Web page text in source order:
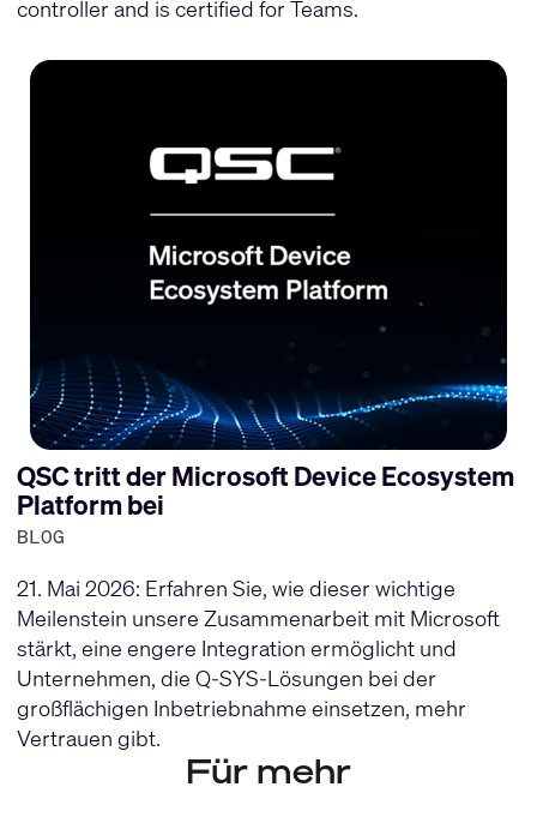
controller and is certified for Teams.
QSC tritt der Microsoft Device Ecosystem
Platform bei
BLOG
21. Mai 2026: Erfahren Sie, wie dieser wichtige
Meilenstein unsere Zusammenarbeit mit Microsoft
stärkt, eine engere Integration ermöglicht und
Unternehmen, die Q-SYS-Lösungen bei der
großflächigen Inbetriebnahme einsetzen, mehr
Vertrauen gibt.
Für mehr